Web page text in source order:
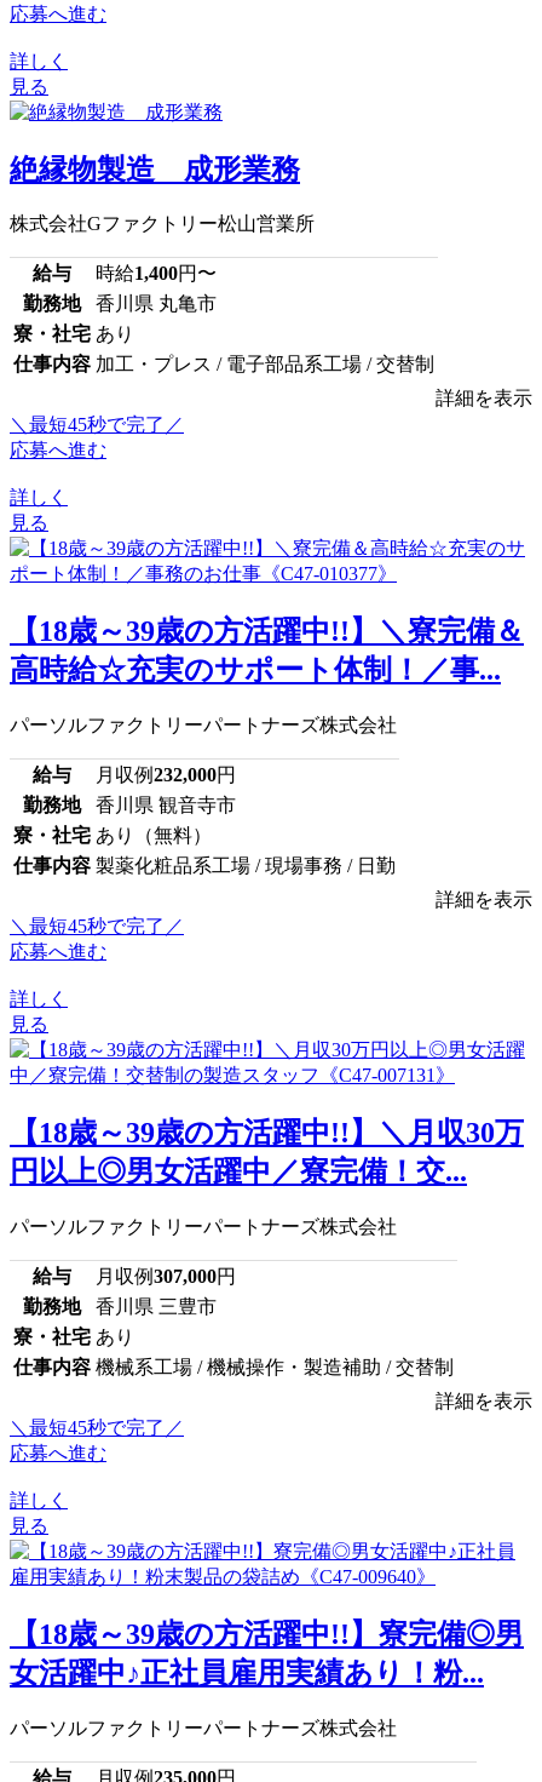
応募へ進む
詳しく
見る
絶縁物製造 成形業務
株式会社Gファクトリー松山営業所
給与 時給1,400円〜
勤務地
香川県 丸亀市
寮・社宅 あり
仕事内容 加工・プレス / 電子部品系工場 / 交替制
詳細を表示
＼最短45秒で完了／
応募へ進む
詳しく
見る
【18歳～39歳の方活躍中!!】＼寮完備＆
高時給☆充実のサポート体制！／事...
パーソルファクトリーパートナーズ株式会社
給与 月収例232,000円
勤務地
香川県 観音寺市
寮・社宅 あり（無料）
仕事内容 製薬化粧品系工場 / 現場事務 / 日勤
詳細を表示
＼最短45秒で完了／
応募へ進む
詳しく
見る
【18歳～39歳の方活躍中!!】＼月収30万
円以上◎男女活躍中／寮完備！交...
パーソルファクトリーパートナーズ株式会社
給与 月収例307,000円
勤務地
香川県 三豊市
寮・社宅 あり
仕事内容 機械系工場 / 機械操作・製造補助 / 交替制
詳細を表示
＼最短45秒で完了／
応募へ進む
詳しく
見る
【18歳～39歳の方活躍中!!】寮完備◎男
女活躍中♪正社員雇用実績あり！粉...
パーソルファクトリーパートナーズ株式会社
給与 月収例 235,000円